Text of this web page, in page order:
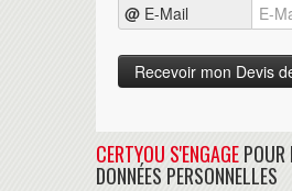
@ E-Mail
CERTYOU S'ENGAGEPOUR
DONNÉES PERSONNELLES